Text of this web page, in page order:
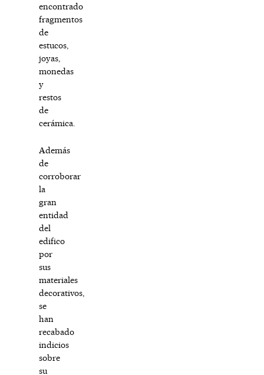
encontrado
fragmentos
de
estucos,
joyas,
monedas
y
restos
de
cerámica.
Además
de
corroborar
la
gran
entidad
del
edifico
por
sus
materiales
decorativos,
se
han
recabado
indicios
sobre
su